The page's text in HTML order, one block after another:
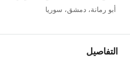
أبو رمانة، دمشق، سوريا
التفاصيل